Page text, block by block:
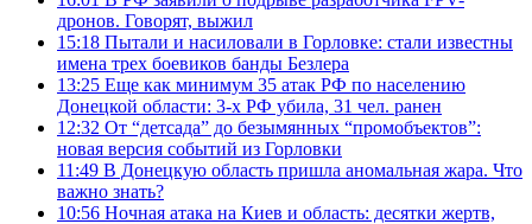
дронов. Говорят, выжил
15:18 Пытали и насиловали в Горловке: стали известны
имена трех боевиков банды Безлера
13:25 Еще как минимум 35 атак РФ по населению
Донецкой области: 3-х РФ убила, 31 чел. ранен
12:32 От “детсада” до безымянных “промобъектов”:
новая версия событий из Горловки
11:49 В Донецкую область пришла аномальная жара. Что
важно знать?
10:56 Ночная атака на Киев и область: десятки жертв,